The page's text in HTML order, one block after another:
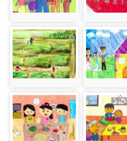
photo-
601
photo-
602
photo-
603
photo-
604